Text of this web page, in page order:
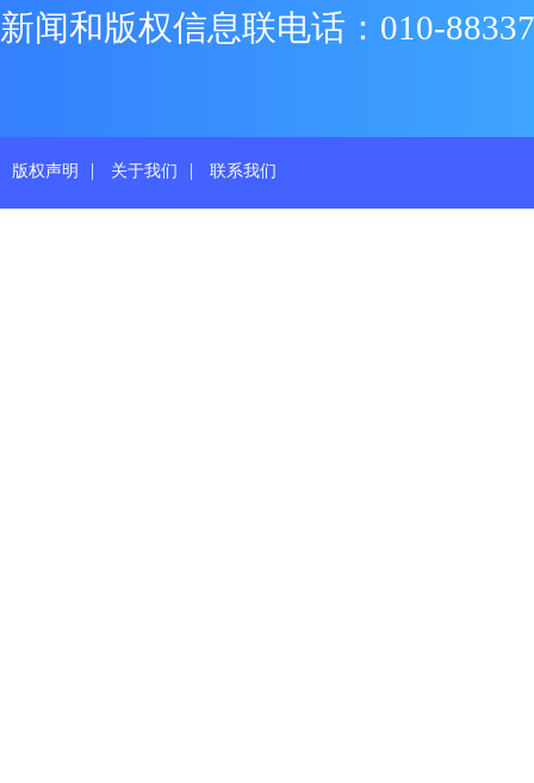
新闻和版权信息联电话：010-
版权声明 | 关于我们 | 联系我们